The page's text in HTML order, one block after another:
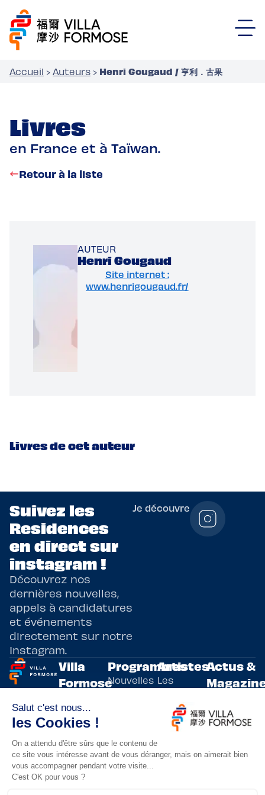
Accueil › Auteurs › Henri Gougaud / 亨利．古果
Livres
en France et à Taïwan.
Retour à la liste
AUTEUR
Henri Gougaud
Site internet :
www.henrigougaud.fr/
Livres de cet auteur
Suivez les
Residences
en direct sur
instagram !
Découvrez nos
dernières nouvelles,
appels à candidatures
et événements
directement sur notre
Instagram.
Je découvre
Programmes
de
résidences
artistiques
bilatérales,
entre la
France et
Taïwan.
Villa
Formose
Adoptez
un artiste
Lieux de
résidence
Programmes
Nouvelles
écritures
Arts
vivants
innovants
Artistes
Les
artistes
résidents
Evènements
Actus &
actualités